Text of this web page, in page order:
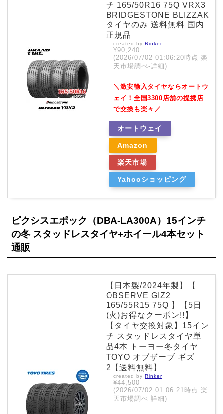
チ 165/50R16 75Q VRX3
BRIDGESTONE BLIZZAK
タイヤのみ 送料無料 国内
正規品
created by Rinker
¥90,240
(2026/07/02 01:06:20時点 楽
天市場調べ-詳細)
＼激安輸入タイヤならオートウ
ェイ！全国3300店舗の提携店
で交換も楽々／
オートウェイ
Amazon
楽天市場
Yahooショッピング
ピクシスエポック（DBA-LA300A）15インチ
の冬 スタッドレスタイヤ+ホイール4本セット
通販
【日本製/2024年製】【
OBSERVE GIZ2
165/55R15 75Q 】【5日
(火)お得なクーポン!!】
【タイヤ交換対象】15イン
チ スタッドレスタイヤ単
品4本 トーヨー冬タイヤ
TOYO オブザーブ ギズ
2【送料無料】
created by Rinker
¥44,500
(2026/07/02 01:06:21時点 楽
天市場調べ-詳細)